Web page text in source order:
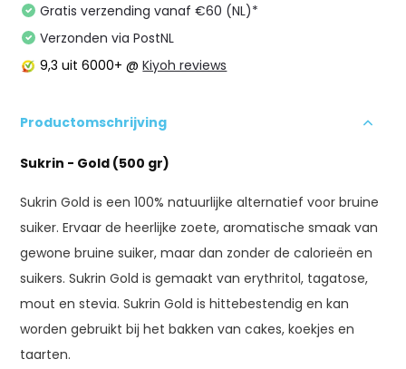
Gratis verzending vanaf €60 (NL)*
Verzonden via PostNL
9,3 uit 6000+ @Kiyoh reviews
Productomschrijving
Sukrin - Gold (500 gr)
Sukrin Gold is een 100% natuurlijke alternatief voor bruine
suiker. Ervaar de heerlijke zoete, aromatische smaak van
gewone bruine suiker, maar dan zonder de calorieën en
suikers. Sukrin Gold is gemaakt van erythritol, tagatose,
mout en stevia. Sukrin Gold is hittebestendig en kan
worden gebruikt bij het bakken van cakes, koekjes en
taarten.